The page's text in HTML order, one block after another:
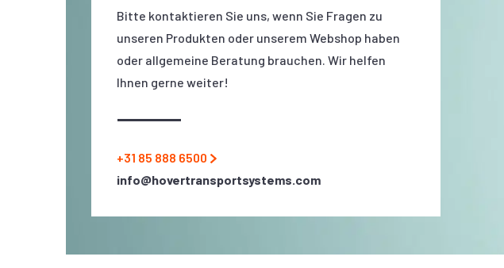
Bitte kontaktieren Sie uns, wenn Sie Fragen zu
unseren Produkten oder unserem Webshop haben
oder allgemeine Beratung brauchen. Wir helfen
Ihnen gerne weiter!
+31 85 888 6500
info@hovertransportsystems.com